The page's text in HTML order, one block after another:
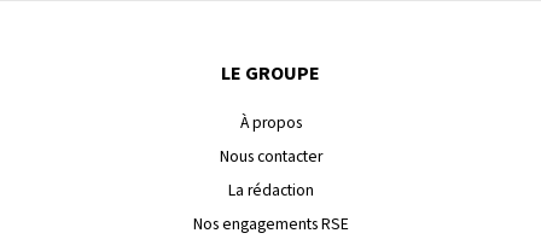
LE GROUPE
À propos
Nous contacter
La rédaction
Nos engagements RSE